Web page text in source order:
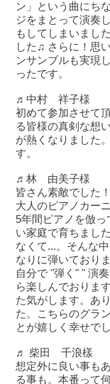
ン」という曲にち
ジをまとって演奏
もしてしまいまし
した♫ さらに！思
ンサンブルも実現
ったです。
♬中村 祥子様
初めて参加させて
る皆様の真剣な想
が熱くなりました
す。
♬林 由美子様
皆さん素敵でした
大人のピアノカー
5年間ピアノを倣
い家庭で育ちまし
なくて...。そんな
なりに弾いており
自分で "弾く" " 演
ら楽しんでおりま
た気がします。あ
た。こちらのグラ
とが嬉しく幸せで
♬ 柴田 千浪樣
想定外に良い事も
る事も。本番って